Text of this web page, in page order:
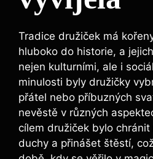
Tradice družiček má
hluboko​ do ​historie, ​a
nejen‍ kulturními, ale i
minulosti byly ‍družičky​
přátel nebo příbuzných
nevěstě v⁤ různých
cílem družiček ⁣bylo
duchy​ a přinášet štěstí,